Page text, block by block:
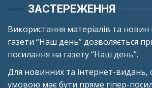
ЗАСТЕРЕЖЕННЯ
Використання матеріалів та новин
газети “Наш день” дозволяється
посилання на газету “Наш день”.
Для новинних та інтернет-видань,
умовою має бути пряме гіпер-